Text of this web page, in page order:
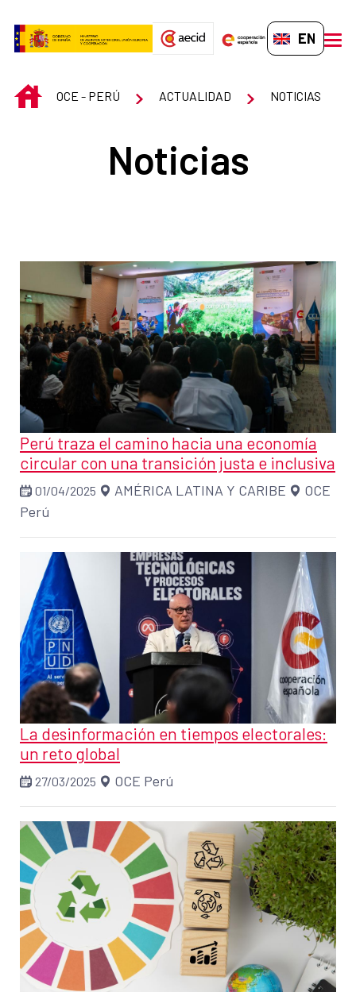
EN-GB
INICIOOCE - PERÚ ACTUALIDAD NOTICIAS
Noticias
Perú traza el camino hacia una economía
circular con una transición justa e inclusiva
01/04/2025 AMÉRICA LATINA Y CARIBE
OCE
Perú
La desinformación en tiempos electorales:
un reto global
27/03/2025 OCE Perú